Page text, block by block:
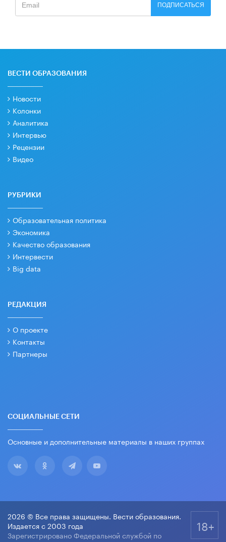
ПОДПИСАТЬСЯ
ВЕСТИ ОБРАЗОВАНИЯ
Новости
Колонки
Аналитика
Интервью
Рецензии
Видео
РУБРИКИ
Образовательная политика
Экономика
Качество образования
Интервести
Big data
РЕДАКЦИЯ
О проекте
Контакты
Партнеры
СОЦИАЛЬНЫЕ СЕТИ
Основные и дополнительные материалы в наших группах
2026 © Все права защищены. Вести образования.
Издается с 2003 года
Зарегистрировано Федеральной службой по
18+